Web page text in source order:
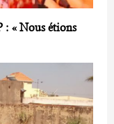
: « Nous étions